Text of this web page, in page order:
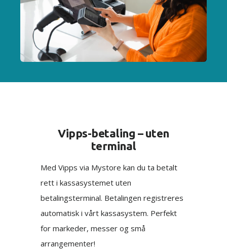
Vipps-betaling – uten
terminal
Med Vipps via Mystore kan du ta betalt
rett i kassasystemet uten
betalingsterminal. Betalingen registreres
automatisk i vårt kassasystem. Perfekt
for markeder, messer og små
arrangementer!